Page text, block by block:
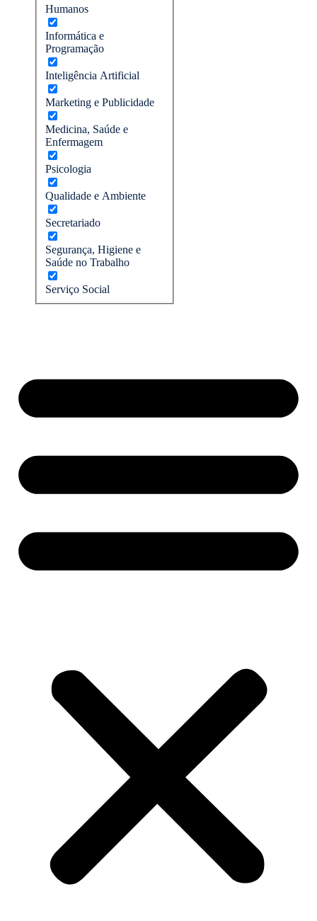
Humanos
Informática e
Programação
Inteligência Artificial
Marketing e Publicidade
Medicina, Saúde e
Enfermagem
Psicologia
Qualidade e Ambiente
Secretariado
Segurança, Higiene e
Saúde no Trabalho
Serviço Social